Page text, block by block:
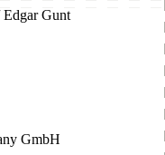
Edgar Gunt
GmbH